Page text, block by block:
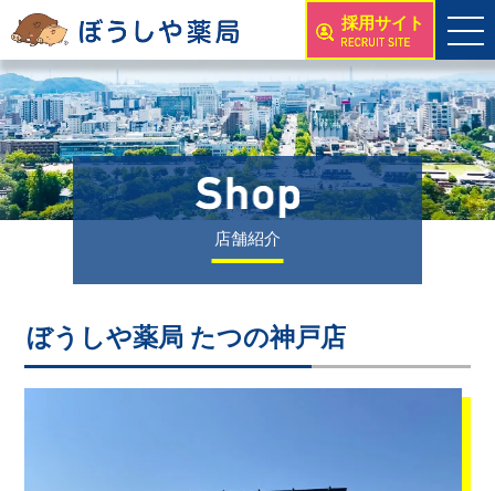
採用サイト
店舗紹介
ぼうしや薬局 たつの神戸店